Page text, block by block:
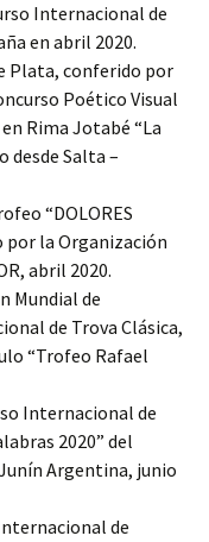
Internacional de
en abril 2020.
Plata, conferido por
Poético Visual
Rima Jotabé “La
desde Salta –
“DOLORES
por la Organización
abril 2020.
Mundial de
de Trova Clásica,
“Trofeo Rafael
Internacional de
2020” del
Argentina, junio
de